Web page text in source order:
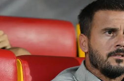
Attualità
Economia e lavoro
Italia Mondo